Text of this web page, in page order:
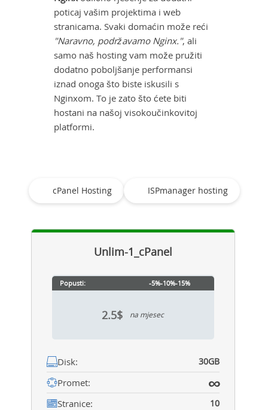
poticaj vašim projektima i web
stranicama. Svaki domaćin može reći
"Naravno, podržavamo Nginx.", ali
samo naš hosting vam može pružiti
dodatno poboljšanje performansi
iznad onoga što biste iskusili s
Nginxom. To je zato što ćete biti
hostani na našoj visokoučinkovitoj
platformi.
cPanel Hosting ISPmanager hosting
Unlim-1_cPanel
Popusti: -5%-10%-15%
2.5$ na mjesec
Disk: 30GB
Promet: ∞
Stranice: 10